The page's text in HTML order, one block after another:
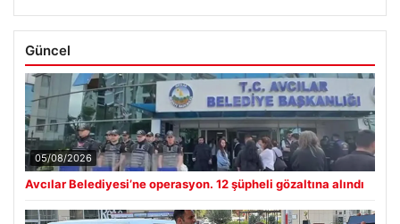
Güncel
05/08/2026
Avcılar Belediyesi’ne operasyon. 12 şüpheli gözaltına alındı